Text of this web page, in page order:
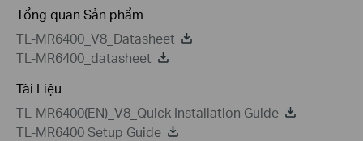
Tổng quan Sản phẩm
TL-MR6400_V8_Datasheet
TL-MR6400_datasheet
Tài Liệu
TL-MR6400(EN)_V8_Quick Installation Guide
TL-MR6400 Setup Guide